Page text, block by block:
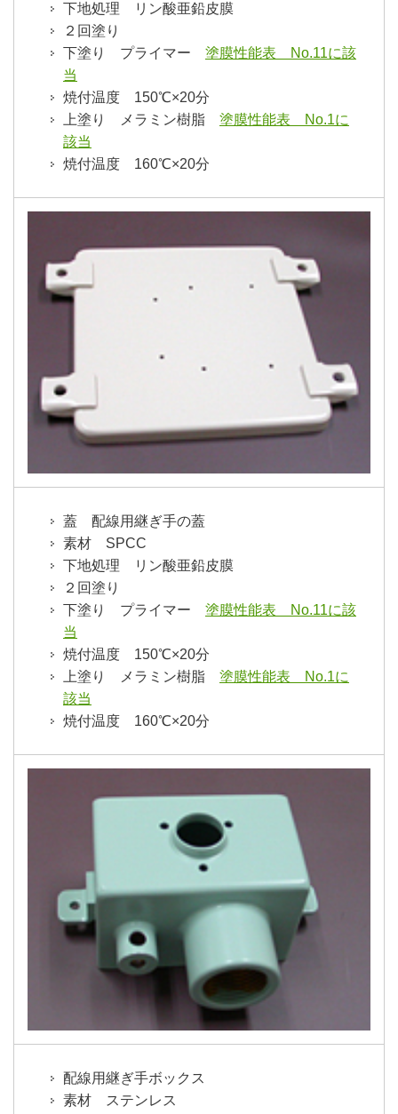
下地処理 リン酸亜鉛皮膜
２回塗り
下塗り プライマー 塗膜性能表 No.11に該
当
焼付温度 150℃×20分
上塗り メラミン樹脂 塗膜性能表 No.1に
該当
焼付温度 160℃×20分
蓋 配線用継ぎ手の蓋
素材 SPCC
下地処理 リン酸亜鉛皮膜
２回塗り
下塗り プライマー 塗膜性能表 No.11に該
当
焼付温度 150℃×20分
上塗り メラミン樹脂 塗膜性能表 No.1に
該当
焼付温度 160℃×20分
配線用継ぎ手ボックス
素材 ステンレス